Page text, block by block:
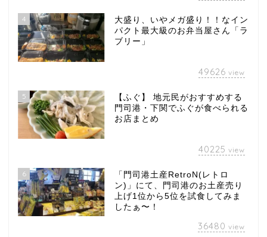
4
大盛り、いやメガ盛り！！なイン
パクト最大級のお弁当屋さん「ラ
ブリー」
49626 view
5
【ふぐ】 地元民がおすすめする
門司港・下関でふぐが食べられる
お店まとめ
40225 view
6
「門司港土産RetroN(レトロ
ン)」にて、門司港のお土産売り
上げ1位から5位を試食してみま
したぁ〜！
36480 view